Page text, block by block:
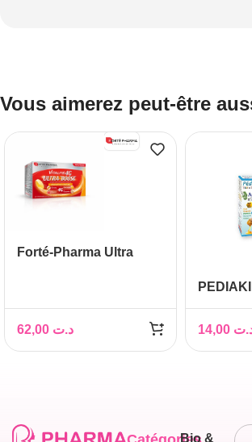
Vous aimerez peut-être
Forté-Pharma Ultra
د.ت
Bio &